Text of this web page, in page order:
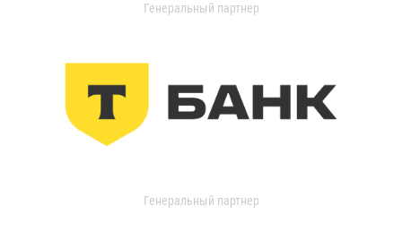
Генеральный партнер
Генеральный партнер